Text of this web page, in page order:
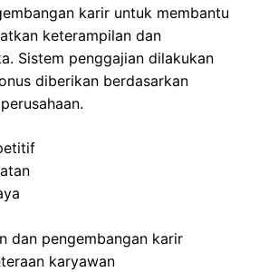
karir untuk membantu
keterampilan dan
Sistem penggajian dilakukan
diberikan berdasarkan
dan pengembangan karir
karyawan